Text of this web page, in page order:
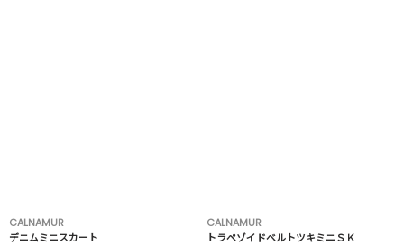
CALNAMUR
デニムミニスカート
CALNAMUR
トラペゾイドベルトツキミニＳＫ